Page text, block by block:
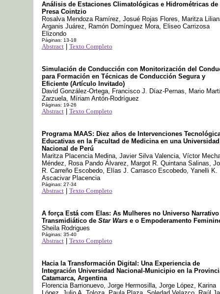
Análisis de Estaciones Climatológicas e Hidrométricas de
Presa Cointzio
Rosalva Mendoza Ramírez, Josué Rojas Flores, Maritza
Arganis Juárez, Ramón Domínguez Mora, Eliseo Carrizosa
Elizondo
Páginas: 13-18
Abstract| Texto Completo
Simulación de Conducción con Monitorización del
para Formación en Técnicas de Conducción Segura y
Eficiente (Artículo Invitado)
David González-Ortega, Francisco J. Díaz-Pernas, Mario
Zarzuela, Míriam Antón-Rodríguez
Páginas: 19-26
Abstract| Texto Completo
Programa MAAS: Diez años de Intervenciones
Educativas en la Facultad de Medicina en una Universidad
Nacional de Perú
Maritza Placencia Medina, Javier Silva Valencia, Víctor
Méndez, Rosa Pando Álvarez, Margot R. Quintana Salinas,
R. Carreño Escobedo, Elías J. Carrasco Escobedo, Yanelli K.
Ascacivar Placencia
Páginas: 27-34
Abstract| Texto Completo
A força Está com Elas: As Mulheres no Universo Narrativo
Transmidiático de Star Warse o Empoderamento
Sheila Rodrigues
Páginas: 35-40
Abstract| Texto Completo
Hacia la Transformación Digital: Una Experiencia de
Integración Universidad Nacional-Municipio en la
Catamarca, Argentina
Florencia Barrionuevo, Jorge Hermosilla, Jorge López, Karina